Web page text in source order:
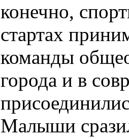
конечно,
стартах
команды
города и в
Малыши